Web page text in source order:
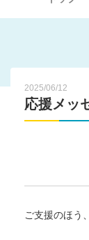
2025/06/12
応援メ
ご支援のほう